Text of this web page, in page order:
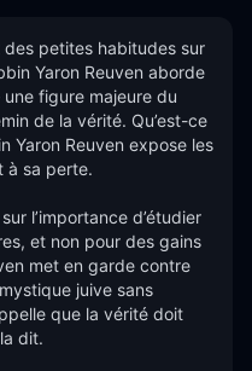
petites habitudes sur
Yaron Reuven aborde
une figure majeure du
de la vérité. Qu’est-ce
Yaron Reuven expose les
à sa perte.
l’importance d’étudier
et non pour des gains
met en garde contre
juive sans
que la vérité doit
dit.